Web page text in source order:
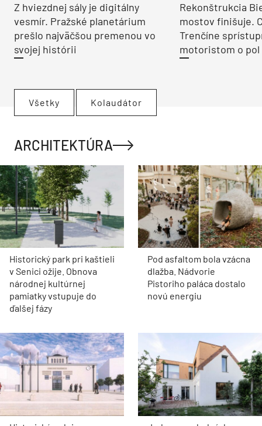
Z hviezdnej sály je digitálny
vesmír. Pražské planetárium
prešlo najväčšou premenou vo
svojej histórii
Rekonštrukcia
mostov finišuje.
Trenčíne
motoristom o pol
Všetky Kolaudátor
ARCHITEKTÚRA
Historický park pri kaštieli
v Senici ožije. Obnova
národnej kultúrnej
pamiatky vstupuje do
ďalšej fázy
Pod asfaltom bola vzácna
dlažba. Nádvorie
Pistoriho paláca dostalo
novú energiu